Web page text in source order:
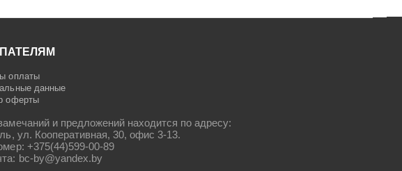
оплаты
данные
оферты
и предложений находится по адресу:
ул. Кооперативная, 30, офис 3-13.
+375(44)599-00-89
bc-by@yandex.by